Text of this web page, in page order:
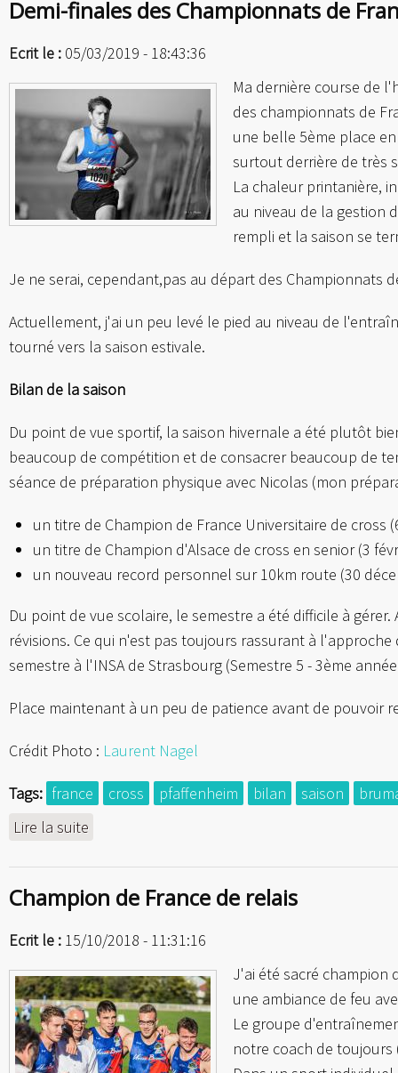
Demi-finales des Championnats de
Ecrit le : 05/03/2019 - 18:43:36
Ma dernière course de
des championnats de
une belle 5ème place
surtout derrière de très
La chaleur printanière,
au niveau de la gestion
rempli et la saison se
Je ne serai, cependant,pas au départ des Championnats
Actuellement, j'ai un peu levé le pied au niveau de
tourné vers la saison estivale.
Bilan de la saison
Du point de vue sportif, la saison hivernale a été plutôt
beaucoup de compétition et de consacrer beaucoup de
séance de préparation physique avec Nicolas (mon
un titre de Champion de France Universitaire de cross
un titre de Champion d'Alsace de cross en senior (3
un nouveau record personnel sur 10km route (30
Du point de vue scolaire, le semestre a été difficile à
révisions. Ce qui n'est pas toujours rassurant à
semestre à l'INSA de Strasbourg (Semestre 5 - 3ème
Place maintenant à un peu de patience avant de pouvoir
Crédit Photo : Laurent Nagel
Tags: france cross pfaffenheim bilan saison
Lire la suite
Champion de France de relais
Ecrit le : 15/10/2018 - 11:31:16
J'ai été sacré champion
une ambiance de feu
Le groupe
notre coach de